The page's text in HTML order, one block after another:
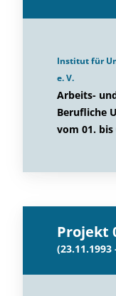
Institut für
e. V.
Arbeits-
Berufliche
vom 01. bis
Projekt
(23.11.1993